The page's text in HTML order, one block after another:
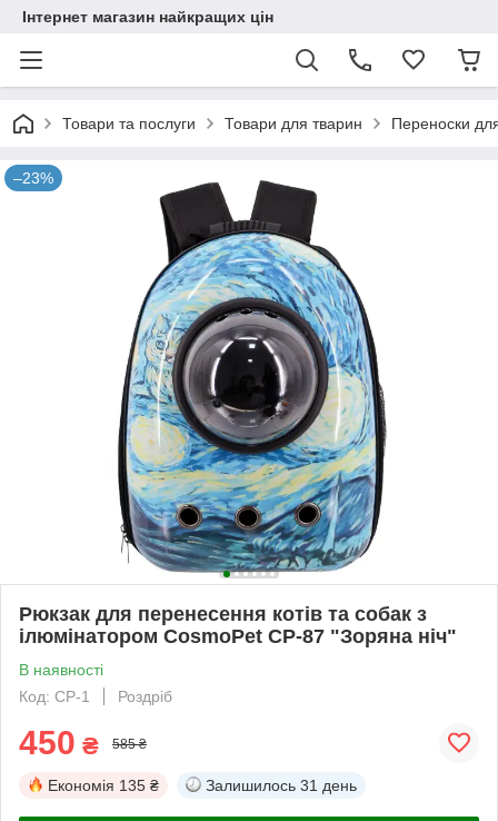
Інтернет магазин найкращих цін
Товари та послуги Товари для тварин Переноски
–23%
Рюкзак для перенесення котів та собак з
ілюмінатором CosmoPet CP-87 "Зоряна ніч"
В наявності
Код: CP-1
Роздріб
450 ₴ 585 ₴
Економія 135 ₴ Залишилось 31 день